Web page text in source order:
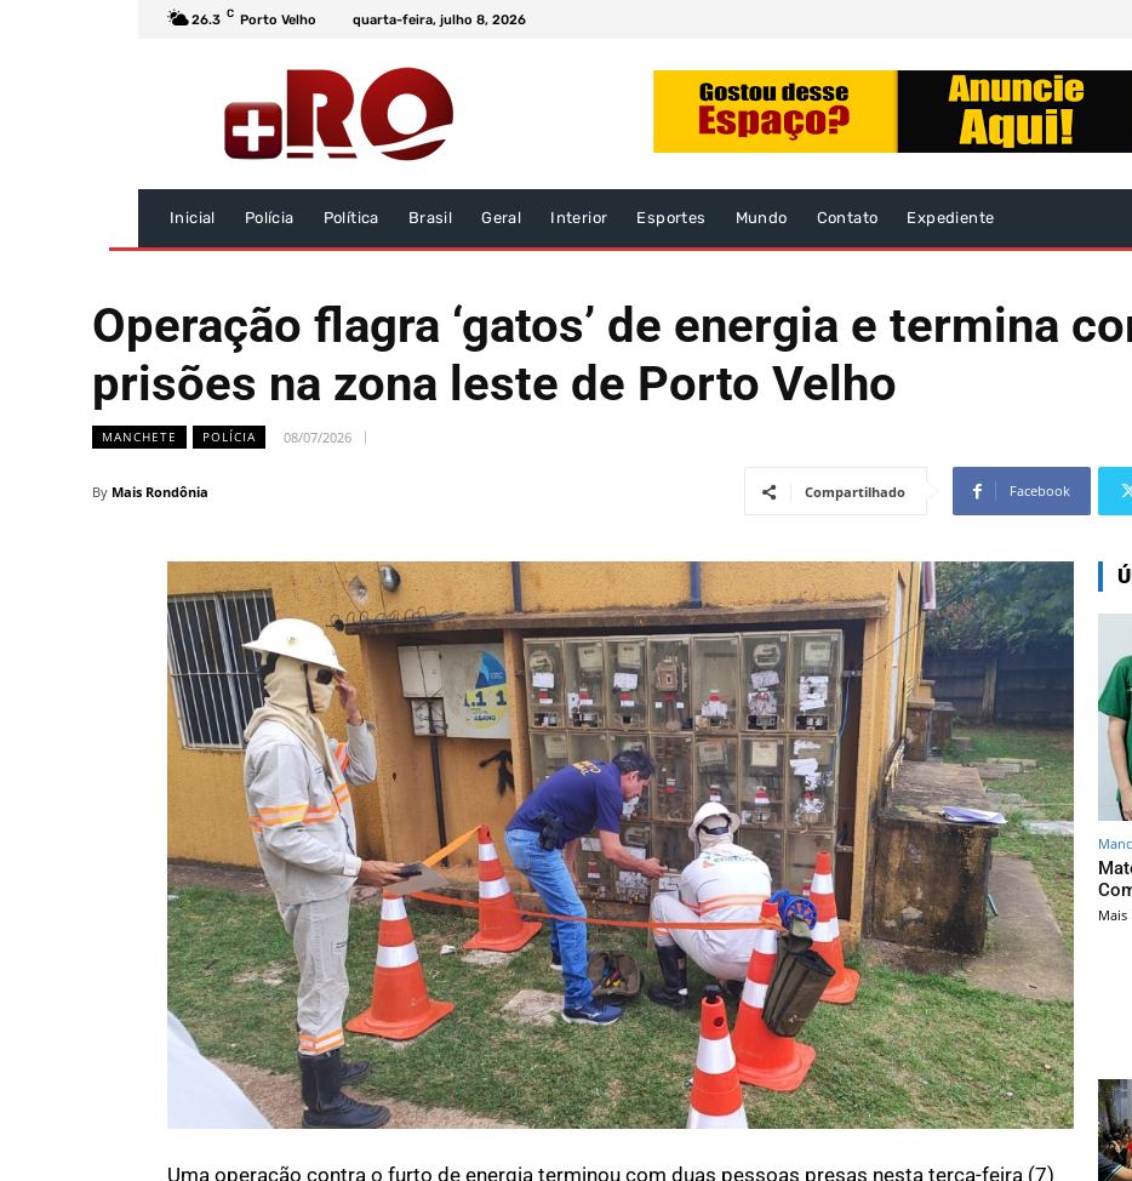
26.3 C Porto Velho quarta-feira, julho 8, 2026
Inicial Polícia Política Brasil Geral Interior Esportes Mundo Contato Expediente
Operação flagra ‘gatos’ de energia e termina
prisões na zona leste de Porto Velho
MANCHETE POLÍCIA 08/07/2026
By Mais Rondônia Compartilhado Facebook
Uma operação contra o furto de energia terminou com duas pessoas presas nesta terça-feira (7)
Mais